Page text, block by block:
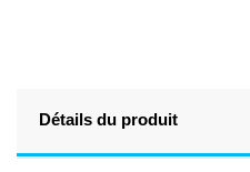
Détails du produit